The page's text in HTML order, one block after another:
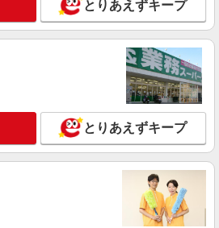
とりあえずキープ
とりあえずキープ